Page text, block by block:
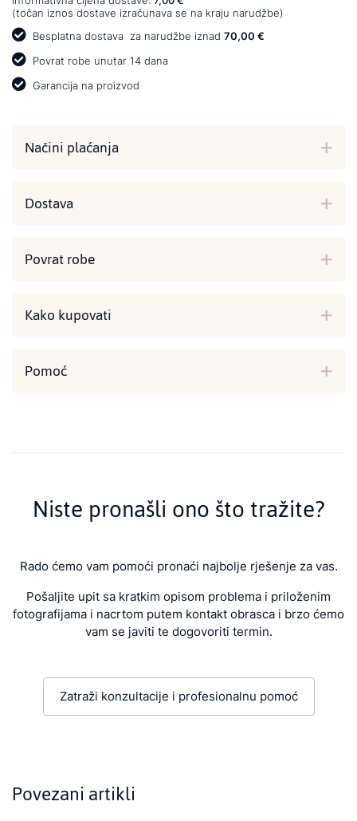
(točan iznos dostave izračunava se na kraju narudžbe)
Besplatna dostava za narudžbe iznad 70,00 €
Povrat robe unutar 14 dana
Garancija na proizvod
Načini plaćanja
Dostava
Povrat robe
Kako kupovati
Pomoć
Niste pronašli ono što tražite?
Rado ćemo vam pomoći pronaći najbolje rješenje za vas.
Pošaljite upit sa kratkim opisom problema i priloženim
fotografijama i nacrtom putem kontakt obrasca i brzo ćemo
vam se javiti te dogovoriti termin.
Zatraži konzultacije i profesionalnu pomoć
Povezani artikli